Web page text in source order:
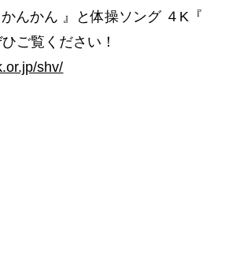
んかん 』と体操ソング ４K『
ご覧ください！
shv/